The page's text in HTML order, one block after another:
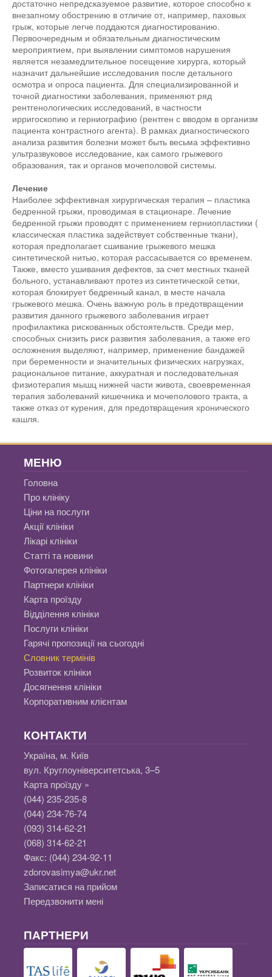
достаточно непредсказуемое развитие, которое способно к
внезапному обострению в отличие от, например, паховых
грыж, которые легче поддаются диагностированию.
Первоочередным и обязательным диагностическим
мероприятием, при выявлении симптомов нарушения
является незамедлительное посещение хирурга, который
назначит дальнейшие исследования после детального
осмотра и опроса пациента. Для специализированной и
точной диагностики заболевания, применяют ряд
рентгенологических исследований, в частности
ирригоскопию и герниографию (рентген с вводом в организм
пациента контрастного агента). В рамках диагностического
анализа развития болезни может быть весьма эффективно
ультразвуковое исследование, как самого грыжевого
образования, так и органов мочеполовой системы.
Лечение
Наиболее эффективная хирургическая терапия – пластика
бедренной грыжи, проводимая в стационаре. Лечение
бедренной грыжи проводят с применением герниопластики (
классическая пластика задействует собственные ткани),
которая предполагает сшивание грыжевого мешка
синтетической нитью, которая рассасывается со временем.
Также, вместо ушивания дефектов, за счет местных тканей
больного, устанавливают протез из синтетической сетки,
которая блокирует бедренный канал, в месте начала
грыжевого мешка. Очень важную роль в предотвращении
развития данного грыжевого заболевания играет
профилактика рискованных обстоятельств. Среди мер,
способных снизить риск развития заболевания, а также его
осложнения выделяют, например, применение бандажей
при беременности и значительных физических нагрузках,
рациональное питание, аккуратная и последовательная
физиотерапия мышц нижней части живота, своевременная
терапия заболеваний кишечника и мочеполового тракта, а
также отказ от курения, для предотвращения хронического
кашля.
МЕНЮ
Головна
Про клініку
Ціни на послуги
Акції клініки
Лікарі клініки
Статті та новини
Фотогалерея клініки
Партнери клініки
Карта проїзду
Відділення клініки
Послуги клініки
Гарячі пропозиції на сьогодні
Словник термінів
Розвиток клініки
Досягнення клініки
Корпоративним клієнтам
КОНТАКТИ
Україна, м. Київ
вул. Круглоуніверситетська, 3–5
Карта проїзду »
(044) 235-235-8
(044) 234-76-74
(093) 314-62-21
(068) 314-62-21
Факс: (044) 234-92-11
zdorovasimya@ukr.net
Записатися на прийом
Передзвонити мені
ПАРТНЕРИ